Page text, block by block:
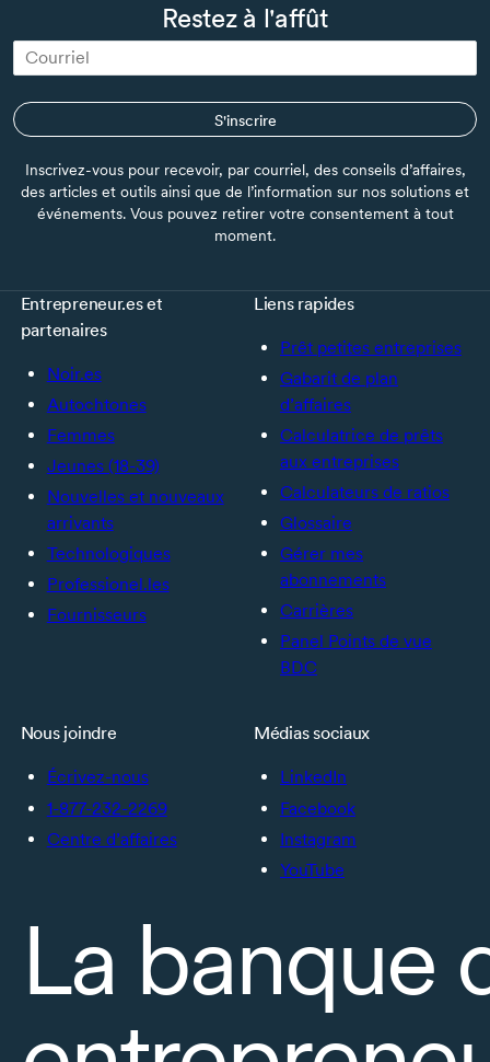
Restez à l'affût
S'inscrire
Inscrivez-vous pour recevoir, par courriel, des conseils d’affaires,
des articles et outils ainsi que de l’information sur nos solutions et
événements. Vous pouvez retirer votre consentement à tout
moment.
Entrepreneur.es et
partenaires
Noir.es
Autochtones
Femmes
Jeunes (18-39)
Nouvelles et nouveaux
arrivants
Technologiques
Professionel.les
Fournisseurs
Liens rapides
Prêt petites entreprises
Gabarit de plan
d’affaires
Calculatrice de prêts
aux entreprises
Calculateurs de ratios
Glossaire
Gérer mes
abonnements
Carrières
Panel Points de vue
BDC
Nous joindre
Écrivez-nous
1-877-232-2269
Centre d’affaires
Médias sociaux
LinkedIn
Facebook
Instagram
YouTube
La banque